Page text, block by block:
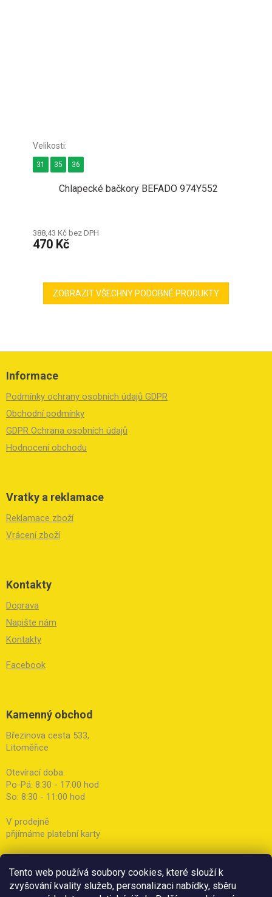
Tento web používá soubory cookies, které slouží k
zvyšování kvality služeb, personalizaci nabídky, sběru
Chlapecké bačkory BEFADO 974Y552
388,43 Kč bez DPH
470 Kč
31 35 36
ZOBRAZIT VŠECHNY PODOBNÉ PRODUKTY
Z
Informace
Podmínky ochrany osobních údajů GDPR
Obchodní podmínky
GDPR Ochrana osobních údajů
Hodnocení obchodu
Vratky a reklamace
Reklamace zboží
Vrácení zboží
Kontakty
Doprava
Napište nám
Kontakty
Facebook
Kamenný obchod
Březinova cesta 533,
Litoměřice
Otevírací doba:
Po-Pá: 8:30 - 17:00 hod
So: 8:30 - 11:00 hod
V prodejně
přijímáme platební karty